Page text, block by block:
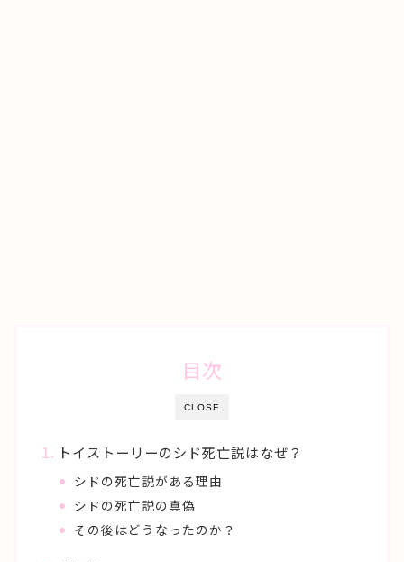
CLOSE
目次
トイストーリーのシド死亡説はなぜ？
シドの死亡説がある理由
シドの死亡説の真偽
その後はどうなったのか？